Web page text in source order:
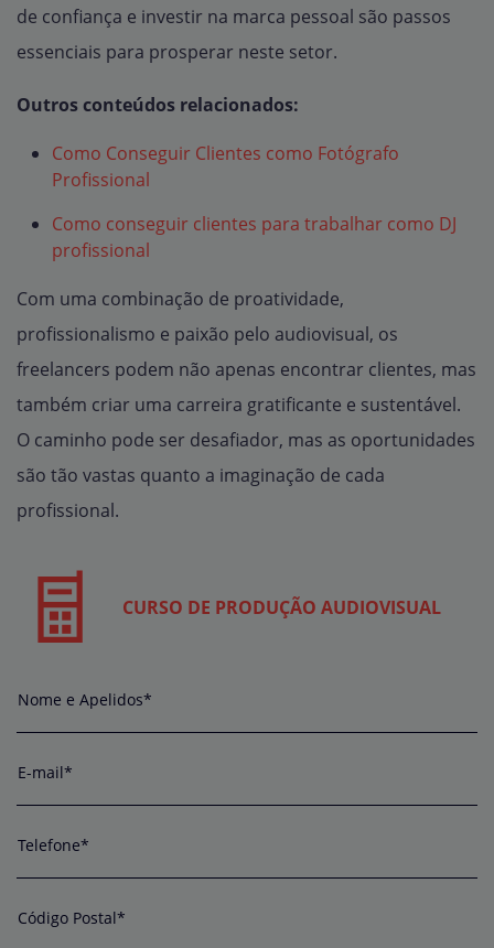
de confiança e investir na marca pessoal são passos
essenciais para prosperar neste setor.
Outros conteúdos relacionados:
Como Conseguir Clientes como Fotógrafo
Profissional
Como conseguir clientes para trabalhar como DJ
profissional
Com uma combinação de proatividade,
profissionalismo e paixão pelo audiovisual, os
freelancers podem não apenas encontrar clientes, mas
também criar uma carreira gratificante e sustentável.
O caminho pode ser desafiador, mas as oportunidades
são tão vastas quanto a imaginação de cada
profissional.
CURSO DE PRODUÇÃO AUDIOVISUAL
Nome e Apelidos*
E-mail*
Telefone*
Código Postal*